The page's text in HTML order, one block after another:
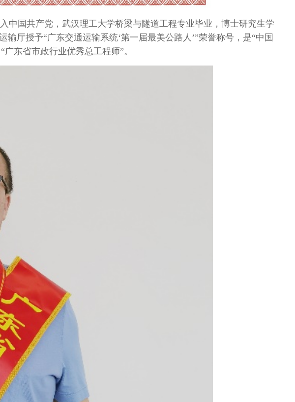
中国共产党，武汉理工大学桥梁与隧道工程专业毕业，博士研究生学
输厅授予“广东交通运输系统‘第一届最美公路人 ’”荣誉称号，是“中国
东省市政行业优秀总工程师”。